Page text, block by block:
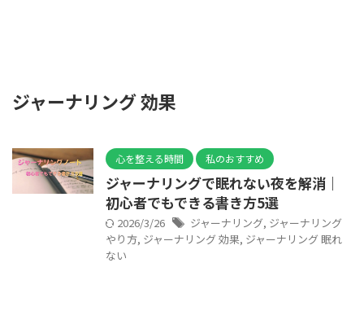
ジャーナリング 効果
心を整える時間 私のおすすめ
ジャーナリングで眠れない夜を解消｜
初心者でもできる書き方5選
2026/3/26 ジャーナリング, ジャーナリング
やり方, ジャーナリング 効果, ジャーナリング 眠れ
ない